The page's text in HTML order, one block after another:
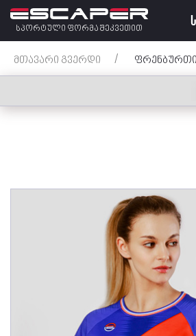
სპორტული ფორმა შეკვეთით
მთავარი გვერდი / ფრენბურთი